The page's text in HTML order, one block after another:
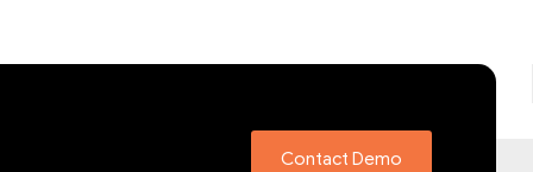
Contact Demo